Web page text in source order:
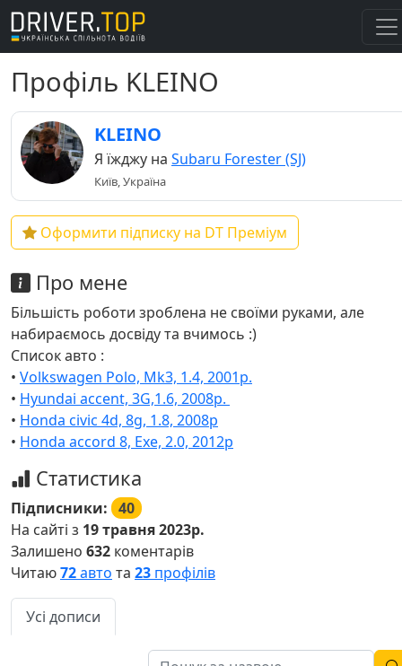
Профіль KLEINO
KLEINO
Я їжджу на Subaru Forester (SJ)
Київ, Україна
Оформити підписку на DT Преміум
Про мене
Більшість роботи зроблена не своїми руками, але
набираємось досвіду та вчимось :)
Список авто :
• Volkswagen Polo, Mk3, 1.4, 2001p.
• Hyundai accent, 3G,1.6, 2008р.
• Honda civic 4d, 8g, 1.8, 2008р
• Honda accord 8, Exe, 2.0, 2012р
Статистика
Підписники: 40
На сайті з 19 травня 2023р.
Залишено 632 коментарів
Читаю72авто та 23 профілів
Усі дописи